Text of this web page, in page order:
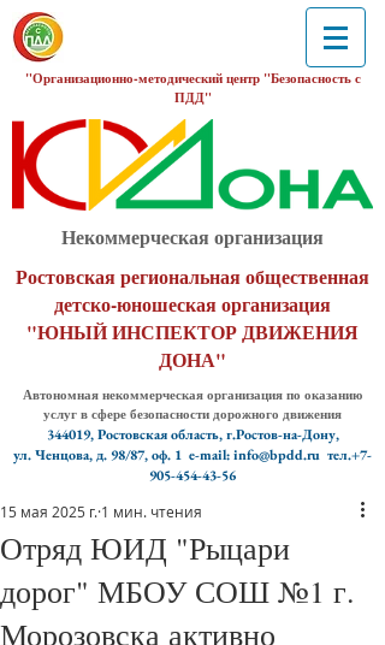
"Организационно-методический центр "Безопасность с
ПДД"
Некоммерческая организация
Ростовская региональная общественная
детско-юношеская организация
"ЮНЫЙ ИНСПЕКТОР ДВИЖЕНИЯ
ДОНА"
Автономная некоммерческая организация по оказанию
услуг в сфере безопасности дорожного движения
344019, Ростовская область, г.Ростов-на-Дону,
ул. Ченцова, д. 98/87, оф. 1 e-mail: info@bpdd.ru тел.+7-
905-454-43-56
Отряд ЮИД "Рыцари
дорог" МБОУ СОШ №1 г.
Морозовска активно
15 мая 2025 г. 1 мин. чтения